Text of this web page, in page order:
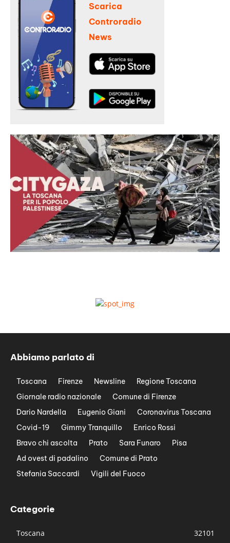
Scarica
Controradio
News
Abbiamo parlato di
Toscana Firenze Newsline
Regione Toscana
Giornale radio nazionale
Comune di Firenze
Dario Nardella
Eugenio Giani
Coronavirus Toscana
Covid-19
Gimmy Tranquillo
Enrico Rossi
Bravo chi ascolta
Prato Sara Funaro
Pisa
Ad ovest di padalino
Comune di Prato
Stefania Saccardi
Vigili del Fuoco
Categorie
Toscana
32101